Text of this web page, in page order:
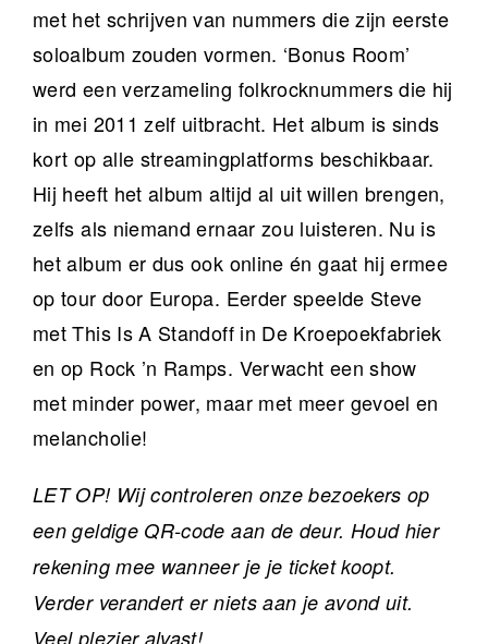
met het schrijven van nummers die zijn eerste
soloalbum zouden vormen. ‘Bonus Room’
werd een verzameling folkrocknummers die hij
in mei 2011 zelf uitbracht. Het album is sinds
kort op alle streamingplatforms beschikbaar.
Hij heeft het album altijd al uit willen brengen,
zelfs als niemand ernaar zou luisteren. Nu is
het album er dus ook online én gaat hij ermee
op tour door Europa. Eerder speelde Steve
met This Is A Standoff in De Kroepoekfabriek
en op Rock ’n Ramps. Verwacht een show
met minder power, maar met meer gevoel en
melancholie!
LET OP! Wij controleren onze bezoekers op
een geldige QR-code aan de deur. Houd hier
rekening mee wanneer je je ticket koopt.
Verder verandert er niets aan je avond uit.
Veel plezier alvast!